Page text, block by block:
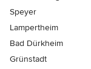
Speyer
Lampertheim
Bad Dürkheim
Grünstadt